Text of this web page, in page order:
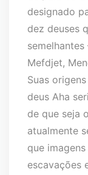
designado
dez deuses
semelhantes
Mefdjet,
Suas
deus Aha
de que seja
atualmente
que
escavações